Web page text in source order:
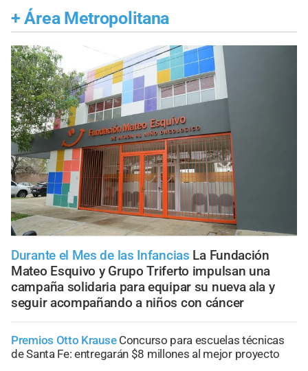
+ Área Metropolitana
Durante el Mes de las Infancias La Fundación
Mateo Esquivo y Grupo Triferto impulsan una
campaña solidaria para equipar su nueva ala y
seguir acompañando a niños con cáncer
Premios Otto Krause Concurso para escuelas técnicas
de Santa Fe: entregarán $8 millones al mejor proyecto